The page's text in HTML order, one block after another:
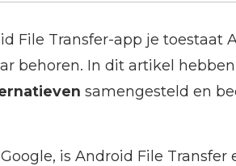
File Transfer-app je toestaat
behoren. In dit artikel
samengesteld en
is Android File Transfer